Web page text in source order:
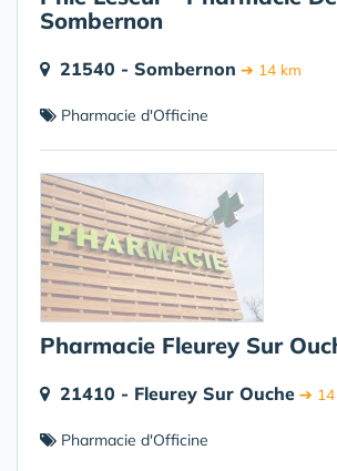
Sombernon
21540 - Sombernon ➔ 14 km
Pharmacie d'Officine
Pharmacie Fleurey Sur
21410 - Fleurey Sur Ouche ➔ 14
Pharmacie d'Officine